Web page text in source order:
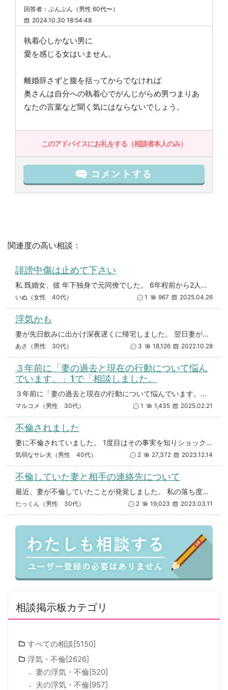
回答者：ぶんぶん（男性 60代〜）
2024.10.30 18:54:48
執着心しかない男に
愛を感じる女はいません。
離婚辞さずと腹を括ってからでなければ
奥さんは自分への執着心でがんじがらめ男つまりあ
なたの言葉など聞く気にはならないでしょう。
このアドバイスにお礼をする（相談者本人のみ）
関連度の高い相談：
誹謗中傷は止めて下さい
私 既婚女、彼 年下独身で元同僚でした。 6年程前から2人で会うようになり、久しぶりの恋愛ごっこが楽しく、いちゃいちゃす
いぬ（女性 40代） 1 967 2025.04.26
浮気かも
妻が先日飲みに出かけ深夜遅くに帰宅しました。 翌日妻が仕事、自分が休みの為洗濯をしていると洗濯カゴに妻のパンツが無いこと
あさ（男性 30代） 3 18,126 2022.10.28
３年前に「妻の過去と現在の行動について悩ん
でいます。」1で「相談しました。
３年前に「妻の過去と現在の行動について悩んでいます。」（https://miw.jp/questions/view/55
マルコメ（男性 30代） 1 1,435 2025.02.21
不倫されました
妻に不倫されていました。 1度目はその事実を知りショックで家を出ました。（妻の帰宅前） その日の夜しばらくして妻からLI
気弱なサレ夫（男性 40代） 2 27,372 2023.12.14
不倫していた妻と相手の連絡先について
最近、妻が不倫していたことが発覚しました。 私の落ち度もあったため許す方向性になってきてはいますが、妻は今は無理と不倫
たっくん（男性 30代） 2 19,023 2023.03.11
相談掲示板カテゴリ
すべての相談[5150]
浮気・不倫[2626]
妻の浮気・不倫[520]
夫の浮気・不倫[957]